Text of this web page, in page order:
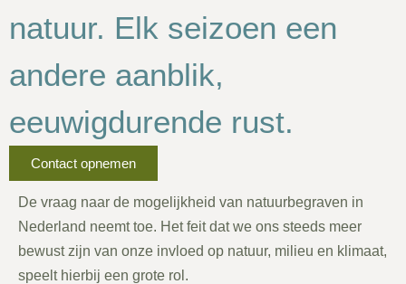
natuur. Elk seizoen een
andere aanblik,
eeuwigdurende rust.
Contact opnemen
De vraag naar de mogelijkheid van natuurbegraven in
Nederland neemt toe. Het feit dat we ons steeds meer
bewust zijn van onze invloed op natuur, milieu en klimaat,
speelt hierbij een grote rol.